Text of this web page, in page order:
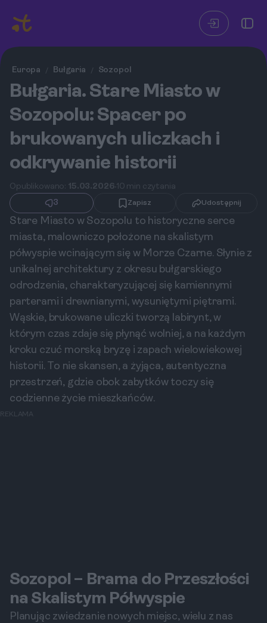
Europa / Bułgaria / Sozopol
Bułgaria. Stare Miasto w
Sozopolu: Spacer po
brukowanych uliczkach i
odkrywanie historii
Opublikowano: 15.03.2026 10 min czytania
3
Zapisz Udostępnij
Stare Miasto w Sozopolu to historyczne serce
miasta, malowniczo położone na skalistym
półwyspie wcinającym się w Morze Czarne. Słynie z
unikalnej architektury z okresu bułgarskiego
odrodzenia, charakteryzującej się kamiennymi
parterami i drewnianymi, wysuniętymi piętrami.
Wąskie, brukowane uliczki tworzą labirynt, w
którym czas zdaje się płynąć wolniej, a na każdym
kroku czuć morską bryzę i zapach wielowiekowej
historii. To nie skansen, a żyjąca, autentyczna
przestrzeń, gdzie obok zabytków toczy się
codzienne życie mieszkańców.
REKLAMA
Sozopol – Brama do Przeszłości
na Skalistym Półwyspie
Planując zwiedzanie nowych miejsc, wielu z nas